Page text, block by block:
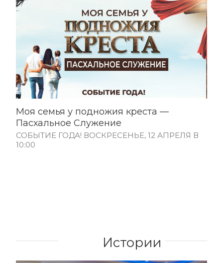
Моя семья у подножия креста —
Пасхальное Служение
СОБЫТИЕ ГОДА! ВОСКРЕСЕНЬЕ, 12 АПРЕЛЯ В
10:00
Истории